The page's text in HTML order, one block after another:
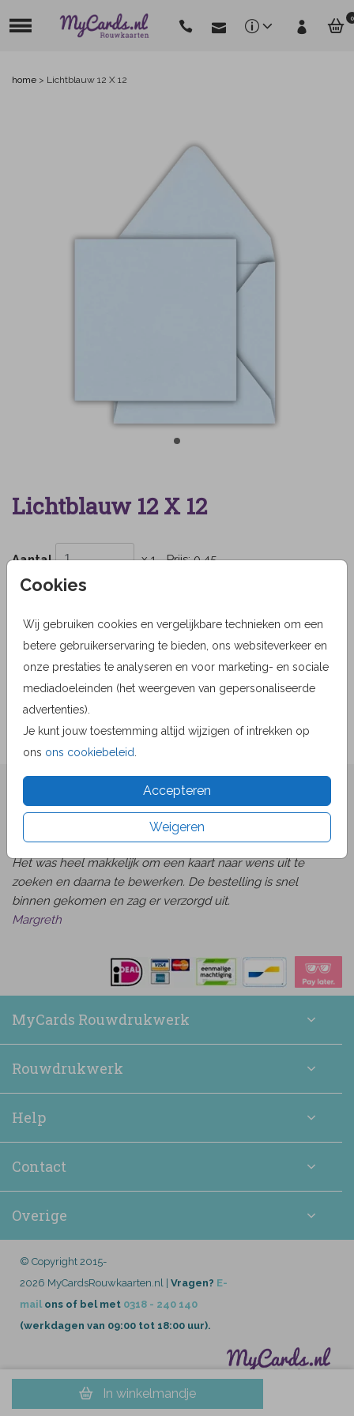
0
Cookies
Wij gebruiken cookies en vergelijkbare technieken om een
betere gebruikerservaring te bieden, ons websiteverkeer en
onze prestaties te analyseren en voor marketing- en sociale
mediadoeleinden (het weergeven van gepersonaliseerde
advertenties).
Je kunt jouw toestemming altijd wijzigen of intrekken op
ons ons cookiebeleid
Accepteren
Weigeren
home > Lichtblauw 12 X 12
Lichtblauw 12 X 12
Aantal x 1 Prijs:0,45
In winkelmandje
OMSCHRIJVING
lichtblauw 12 x 12
Prijs:0,45
★★★★☆ Beoordelingen
beoordelingen
Bekijk alle beoordelingen
Het was heel makkelijk om een kaart naar wens uit te
zoeken en daarna te bewerken. De bestelling is snel
binnen gekomen en zag er verzorgd uit.
Margreth
MyCards Rouwdrukwerk
Rouwdrukwerk
Help
Contact
Overige
© Copyright 2015-
2026 MyCardsRouwkaarten.nl | Vragen? E-
mail ons of bel met 0318 - 240 140
(werkdagen van 09:00 tot 18:00 uur).